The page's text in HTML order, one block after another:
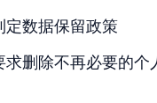
定数据保留政策
求删除不再必要的个